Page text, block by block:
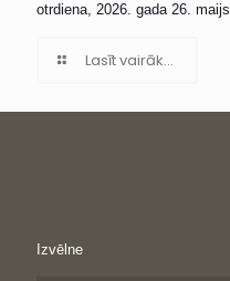
otrdiena, 2026. gada 26. maijs
Lasīt vairāk...
Izvēlne